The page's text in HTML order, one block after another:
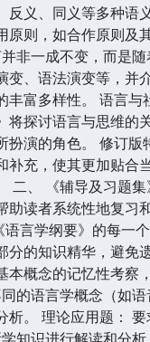
义、同义等多种
则，如合作原则
非一成不变，而是
、语法演变等，
富多样性。 语言
探讨语言与思维的
演的角色。 修订
充，使其更加贴
二、 《辅导及习
读者系统性地复
言学纲要》的每一
的知识精华，避免
概念的记忆性考察
的语言学概念（如
。 理论应用题：